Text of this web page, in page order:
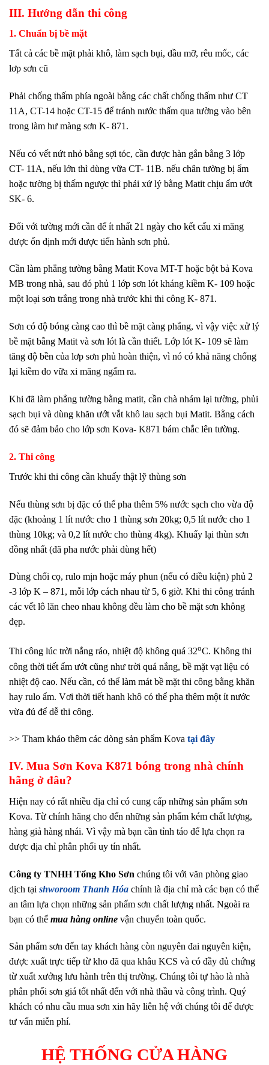
III. Hướng dẫn thi công
1. Chuẩn bị bề mặt
Tất cả các bề mặt phải khô, làm sạch bụi, dầu mỡ, rêu mốc, các
lơp sơn cũ
Phải chống thấm phía ngoài bằng các chất chống thấm như CT
11A, CT-14 hoặc CT-15 để tránh nước thấm qua tường vào bên
trong làm hư màng sơn K- 871.
Nếu có vết nứt nhỏ bằng sợi tóc, cần được hàn gắn bằng 3 lớp
CT- 11A, nếu lớn thì dùng vữa CT- 11B. nếu chân tường bị ẩm
hoặc tường bị thấm ngược thì phải xử lý bằng Matit chịu ẩm ướt
SK- 6.
Đối với tường mới cần để ít nhất 21 ngày cho kết cấu xi măng
được ổn định mới được tiến hành sơn phủ.
Cần làm phẳng tường bằng Matit Kova MT-T hoặc bột bả Kova
MB trong nhà, sau đó phủ 1 lớp sơn lót kháng kiềm K- 109 hoặc
một loại sơn trắng trong nhà trước khi thi công K- 871.
Sơn có độ bóng càng cao thì bề mặt càng phẳng, vì vậy việc xử lý
bề mặt bằng Matit và sơn lót là cần thiết. Lớp lót K- 109 sẽ làm
tăng độ bền của lơp sơn phủ hoàn thiện, vì nó có khả năng chống
lại kiềm do vữa xi măng ngấm ra.
Khi đã làm phẳng tường bằng matit, cần chà nhám lại tường, phủi
sạch bụi và dùng khăn ướt vắt khô lau sạch bụi Matit. Bằng cách
đó sẽ đảm bảo cho lớp sơn Kova- K871 bám chắc lên tường.
2. Thi công
Trước khi thi công cần khuấy thật lỹ thùng sơn
Nếu thùng sơn bị đặc có thể pha thêm 5% nước sạch cho vừa độ
đặc (khoảng 1 lít nước cho 1 thùng sơn 20kg; 0,5 lít nước cho 1
thùng 10kg; và 0,2 lít nước cho thùng 4kg). Khuấy lại thùn sơn
đồng nhất (đã pha nước phải dùng hết)
Dùng chổi cọ, rulo mịn hoặc máy phun (nếu có điều kiện) phủ 2
-3 lớp K – 871, mỗi lớp cách nhau từ 5, 6 giờ. Khi thi công tránh
các vết lô lăn cheo nhau không đều làm cho bề mặt sơn không
đẹp.
Thi công lúc trời nắng ráo, nhiệt độ không quá 32oC. Không thi
công thời tiết ẩm ướt cũng như trời quá nắng, bề mặt vạt liệu có
nhiệt độ cao. Nếu cần, có thể làm mát bề mặt thi công bằng khăn
hay rulo ẩm. Vơi thời tiết hanh khô có thể pha thêm một ít nước
vừa đủ để dễ thi công.
>> Tham khảo thêm các dòng sản phẩm Kova tại đây
IV. Mua Sơn Kova K871 bóng trong nhà chính
hãng ở đâu?
Hiện nay có rất nhiều địa chỉ có cung cấp những sản phẩm sơn
Kova. Từ chính hãng cho đến những sản phẩm kém chất lượng,
hàng giả hàng nhái. Vì vậy mà bạn cần tỉnh táo để lựa chọn ra
được địa chỉ phân phối uy tín nhất.
Công ty TNHH Tổng Kho Sơn chúng tôi với văn phòng giao
dịch tại shworoom Thanh Hóa chính là địa chỉ mà các bạn có thể
an tâm lựa chọn những sản phẩm sơn chất lượng nhất. Ngoài ra
bạn có thể mua hàng online vận chuyển toàn quốc.
Sản phẩm sơn đến tay khách hàng còn nguyên đai nguyên kiện,
được xuất trực tiếp từ kho đã qua khâu KCS và có đầy đủ chứng
từ xuất xưởng lưu hành trên thị trường. Chúng tôi tự hào là nhà
phân phối sơn giá tốt nhất đến với nhà thầu và công trình. Quý
khách có nhu cầu mua sơn xin hãy liên hệ với chúng tôi để được
tư vấn miễn phí.
HỆ THỐNG CỬA HÀNG